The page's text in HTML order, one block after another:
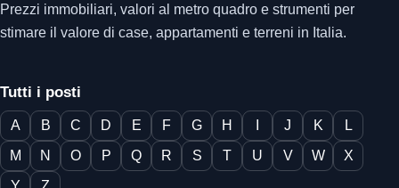
Prezzi immobiliari, valori al metro quadro e strumenti per
stimare il valore di case, appartamenti e terreni in Italia.
Tutti i posti
A B C D E F G H J K
L
M
N O P Q R S T U V W
X